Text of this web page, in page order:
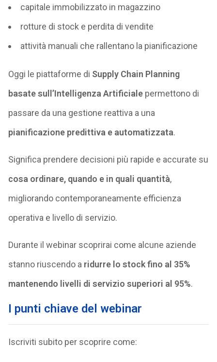
capitale immobilizzato in magazzino
rotture di stock e perdita di vendite
attività manuali che rallentano la pianificazione
Oggi le piattaforme di Supply Chain Planning
basate sull’Intelligenza Artificiale permettono di
passare da una gestione reattiva a una
pianificazione predittiva e automatizzata.
Significa prendere decisioni più rapide e accurate su
cosa ordinare, quando e in quali quantità,
migliorando contemporaneamente efficienza
operativa e livello di servizio.
Durante il webinar scoprirai come alcune aziende
stanno riuscendo a ridurre lo stock fino al 35%
mantenendo livelli di servizio superiori al 95%.
I punti chiave del webinar
Iscriviti subito per scoprire come: